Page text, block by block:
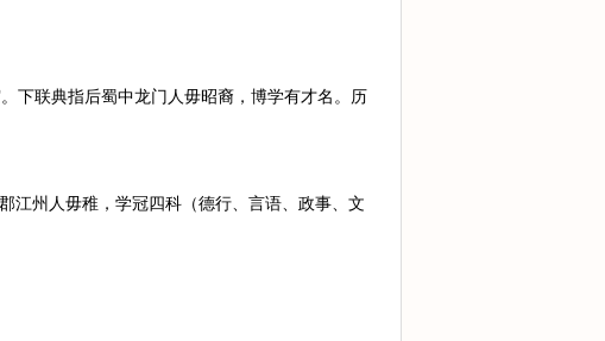
下联典指后蜀中龙门人毋昭裔，博学有才名。历
江州人毋稚，学冠四科（德行、言语、政事、文